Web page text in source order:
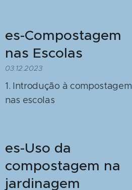
es-Compostagem
nas Escolas
03.12.2023
1. Introdução à compostagem
nas escolas
es-Uso da
compostagem na
jardinagem